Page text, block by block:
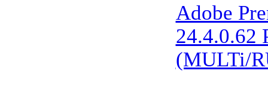
Adobe
24.4.0.62
(MULTi/